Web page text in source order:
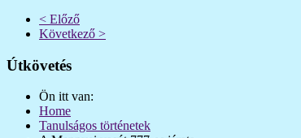
< Előző
Következő >
Útkövetés
Ön itt van:
Home
Tanulságos történetek